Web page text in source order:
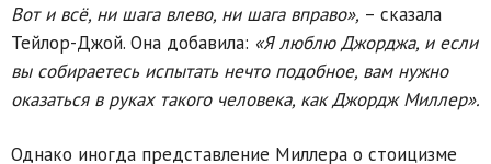
Вот и всё, ни шага влево, ни шага вправо», – сказала
Тейлор-Джой. Она добавила: «Я люблю Джорджа, и если
вы собираетесь испытать нечто подобное, вам нужно
оказаться в руках такого человека, как Джордж Миллер».
Однако иногда представление Миллера о стоицизме